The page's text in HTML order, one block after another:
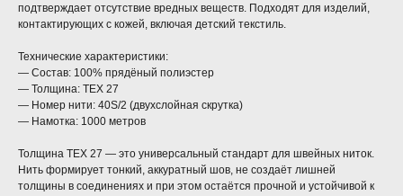
подтверждает отсутствие вредных веществ. Подходят для изделий,
контактирующих с кожей, включая детский текстиль.
Технические характеристики:
— Состав: 100% прядёный полиэстер
— Толщина: TEX 27
— Номер нити: 40S/2 (двухслойная скрутка)
— Намотка: 1000 метров
Толщина TEX 27 — это универсальный стандарт для швейных ниток.
Нить формирует тонкий, аккуратный шов, не создаёт лишней
толщины в соединениях и при этом остаётся прочной и устойчивой к